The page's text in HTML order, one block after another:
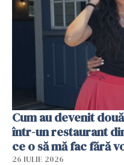
Cum au devenit
într-un restaurant
ce o să mă fac fără
26 IULIE 2026